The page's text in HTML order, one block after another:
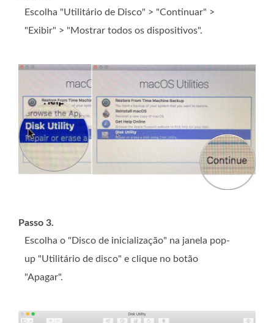
Escolha "Utilitário de Disco" > "Continuar" >
"Exibir" > "Mostrar todos os dispositivos".
Passo 3.
Escolha o "Disco de inicialização" na janela pop-
up "Utilitário de disco" e clique no botão
"Apagar".